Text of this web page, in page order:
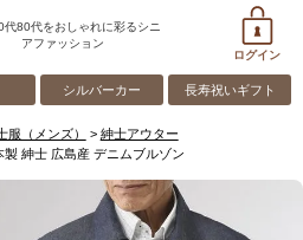
代80代をおしゃれに彩るシニ
アファッション
ログイン
シルバーカー 長寿祝いギフト
服（メンズ）
紳士アウター
製 紳士 広島産 デニムブルゾン